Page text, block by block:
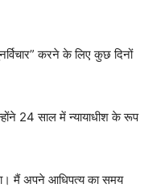
करने के लिए कुछ दिनों
24 साल में न्यायाधीश के रूप
मैं अपने आधिपत्य का समय